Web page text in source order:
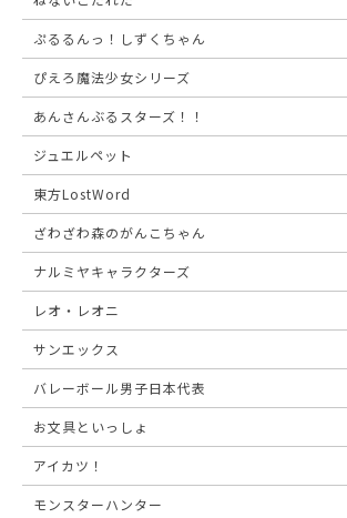
ぷるるんっ！しずくちゃん
ぴえろ魔法少女シリーズ
あんさんぶるスターズ！！
ジュエルペット
東方LostWord
ざわざわ森のがんこちゃん
ナルミヤキャラクターズ
レオ・レオニ
サンエックス
バレーボール男子日本代表
お文具といっしょ
アイカツ！
モンスターハンター